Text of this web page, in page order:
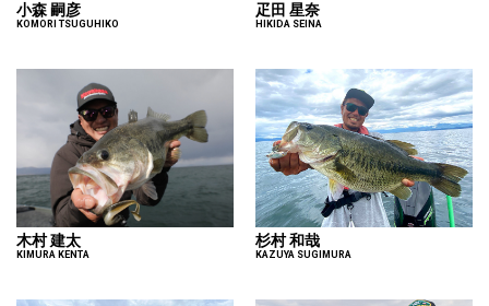
小森 嗣彦
KOMORI TSUGUHIKO
疋田 星奈
HIKIDA SEINA
木村 建太
KIMURA KENTA
杉村 和哉
KAZUYA SUGIMURA